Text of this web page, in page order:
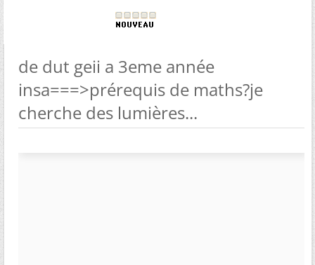
de dut geii a 3eme année
insa===>prérequis de maths?je
cherche des lumières...